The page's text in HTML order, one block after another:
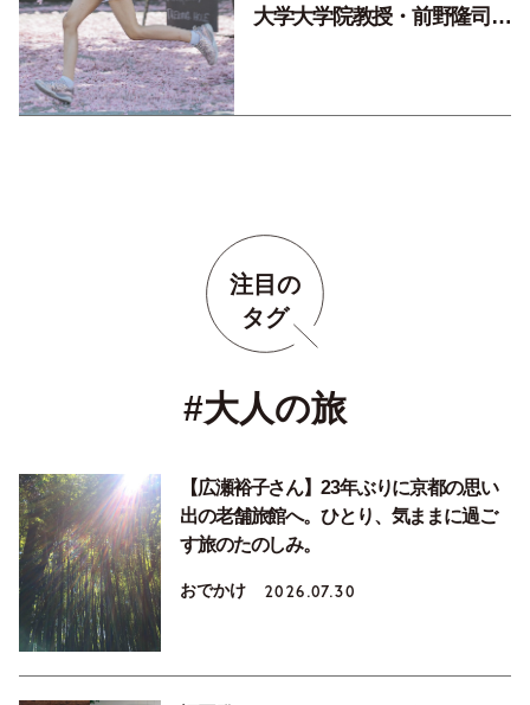
大学大学院教授・前野隆司さ
注目の
タグ
#大人の旅
【広瀬裕子さん】23年ぶりに京都の思い
出の老舗旅館へ。ひとり、気ままに過ご
す旅のたのしみ。
おでかけ 2026.07.30